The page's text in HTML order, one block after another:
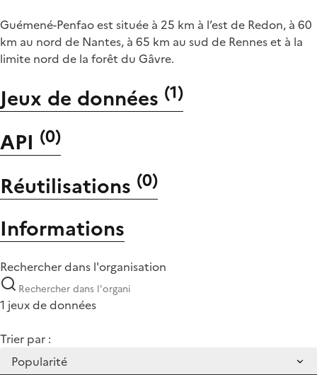
Guémené-Penfao est située à 25 km à l’est de Redon, à 60
km au nord de Nantes, à 65 km au sud de Rennes et à la
limite nord de la forêt du Gâvre.
Jeux de données (1)
API (0)
Réutilisations (0)
Informations
Rechercher dans l'organisation
1 jeux de données
Trier par :